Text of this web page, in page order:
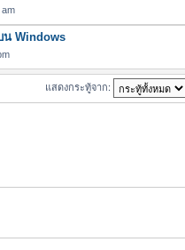
น Windows
แสดงกระทู้จาก: